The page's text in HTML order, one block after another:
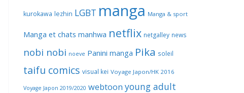
kurokawa lezhin LGBT manga Manga & sport
Manga et chats manhwa netflix netgalley news
nobi nobi noeve Panini manga Pika soleil
taifu comics visual kei Voyage Japon/HK 2016
Voyage Japon 2019/2020 webtoon young adult